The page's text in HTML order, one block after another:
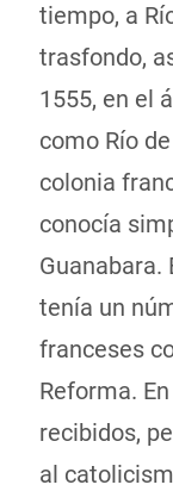
tiempo, a
trasfondo,
1555, en el
como Río
colonia
conocía
Guanabara.
tenía un
franceses
Reforma.
recibidos,
al